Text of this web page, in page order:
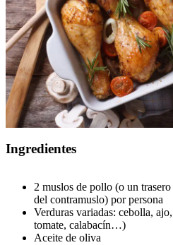
Ingredientes
2 muslos de pollo (o un
del contramuslo) por persona
Verduras variadas: cebolla,
tomate, calabacín…)
Aceite de oliva